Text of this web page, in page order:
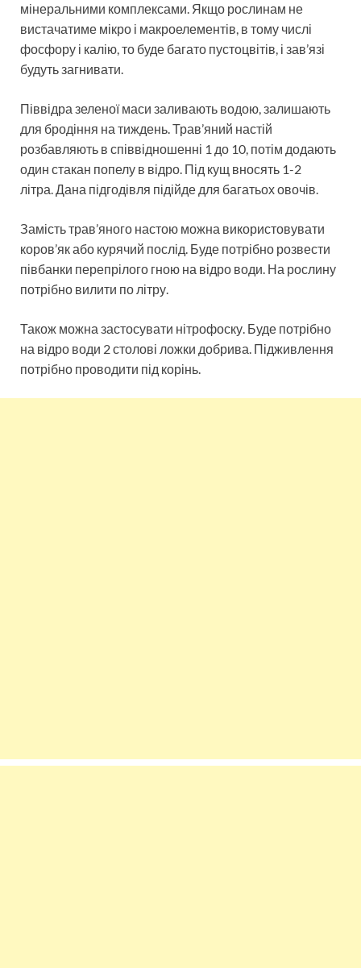
мінеральними комплексами. Якщо рослинам не
вистачатиме мікро і макроелементів, в тому числі
фосфору і калію, то буде багато пустоцвітів, і зав’язі
будуть загнивати.
Піввідра зеленої маси заливають водою, залишають
для бродіння на тиждень. Трав’яний настій
розбавляють в співвідношенні 1 до 10, потім додають
один стакан попелу в відро. Під кущ вносять 1-2
літра. Дана підгодівля підійде для багатьох овочів.
Замість трав’яного настою можна використовувати
коров’як або курячий послід. Буде потрібно розвести
півбанки перепрілого гною на відро води. На рослину
потрібно вилити по літру.
Також можна застосувати нітрофоску. Буде потрібно
на відро води 2 столові ложки добрива. Підживлення
потрібно проводити під корінь.